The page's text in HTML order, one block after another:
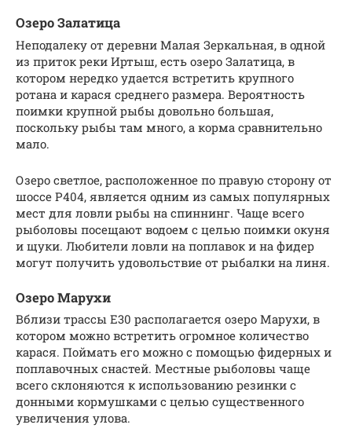
Озеро Залатица
Неподалеку от деревни Малая Зеркальная, в одной
из приток реки Иртыш, есть озеро Залатица, в
котором нередко удается встретить крупного
ротана и карася среднего размера. Вероятность
поимки крупной рыбы довольно большая,
поскольку рыбы там много, а корма сравнительно
мало.
Озеро светлое, расположенное по правую сторону от
шоссе Р404, является одним из самых популярных
мест для ловли рыбы на спиннинг. Чаще всего
рыболовы посещают водоем с целью поимки окуня
и щуки. Любители ловли на поплавок и на фидер
могут получить удовольствие от рыбалки на линя.
Озеро Марухи
Вблизи трассы E30 располагается озеро Марухи, в
котором можно встретить огромное количество
карася. Поймать его можно с помощью фидерных и
поплавочных снастей. Местные рыболовы чаще
всего склоняются к использованию резинки с
донными кормушками с целью существенного
увеличения улова.